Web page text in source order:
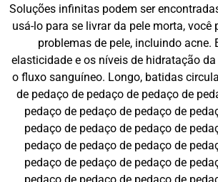
Soluções infinitas podem ser
usá-lo para se livrar da pele morta, você
problemas de pele, incluindo acne.
elasticidade e os níveis de hidratação
o fluxo sanguíneo. Longo, batidas
de pedaço de pedaço de pedaço de
pedaço de pedaço de pedaço de
pedaço de pedaço de pedaço de
pedaço de pedaço de pedaço de
pedaço de pedaço de pedaço de